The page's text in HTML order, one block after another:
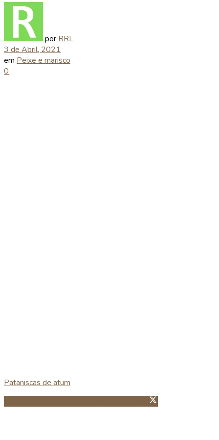
por RRL
3 de Abril, 2021
em Peixe e marisco
0
Pataniscas de atum
Guardar no Pinterest